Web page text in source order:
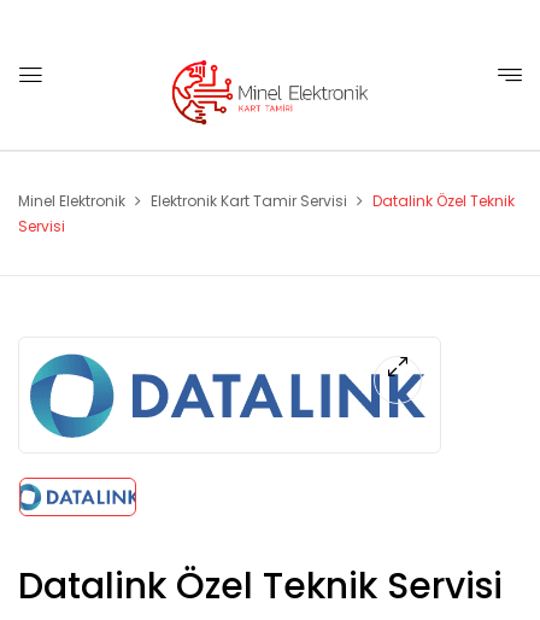
Minel Elektronik Elektronik Kart Tamir Servisi
Datalink Özel Teknik
Servisi
Datalink Özel Teknik Servisi